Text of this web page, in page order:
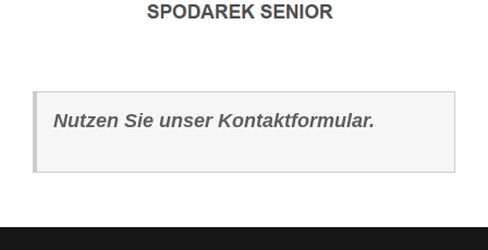
Nutzen Sie unser Kontaktformular.